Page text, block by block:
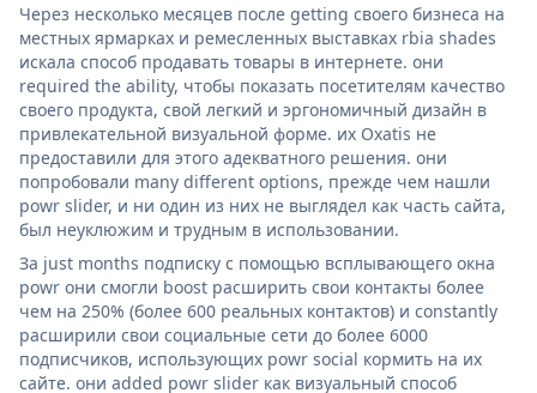
Через несколько месяцев после getting своего бизнеса на
местных ярмарках и ремесленных выставках rbia shades
искала способ продавать товары в интернете. они
required the ability, чтобы показать посетителям качество
своего продукта, свой легкий и эргономичный дизайн в
привлекательной визуальной форме. их Oxatis не
предоставили для этого адекватного решения. они
попробовали many different options, прежде чем нашли
powr slider, и ни один из них не выглядел как часть сайта,
был неуклюжим и трудным в использовании.
За just months подписку с помощью всплывающего окна
powr они смогли boost расширить свои контакты более
чем на 250% (более 600 реальных контактов) и constantly
расширили свои социальные сети до более 6000
подписчиков, использующих powr social кормить на их
сайте. они added powr slider как визуальный способ